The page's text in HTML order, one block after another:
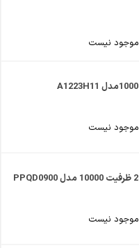
موجود نیست
موجود نیست
موجود نیست